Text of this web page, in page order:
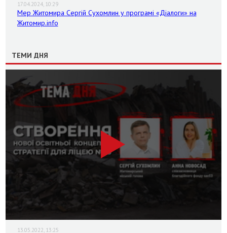
17.04.2024, 10:29
Мер Житомира Сергій Сухомлин у програмі «Діалоги» на
Житомир.info
ТЕМИ ДНЯ
13.05.2022, 13:25